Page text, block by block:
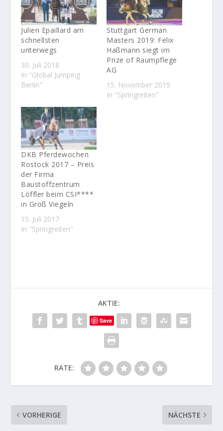
Julien Epaillard am
schnellsten
unterwegs
30. Juli 2018
In "Global Jumping
Berlin"
Stuttgart German
Masters 2019: Felix
Haßmann siegt im
Prize of Raumpflege
AG
15. November 2019
In "Springreiten"
DKB Pferdewochen
Rostock 2017 – Preis
der Firma
Baustoffzentrum
Löffler beim CSI****
in Groß Viegeln
15. Juli 2017
In "Springreiten"
AKTIE:
Save
RATE:
VORHERIGE NÄCHSTE